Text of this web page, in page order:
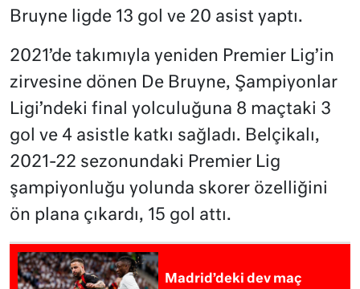
Bruyne ligde 13 gol ve 20 asist yaptı.
2021’de takımıyla yeniden Premier Lig’in
zirvesine dönen De Bruyne, Şampiyonlar
Ligi’ndeki final yolculuğuna 8 maçtaki 3
gol ve 4 asistle katkı sağladı. Belçikalı,
2021-22 sezonundaki Premier Lig
şampiyonluğu yolunda skorer özelliğini
ön plana çıkardı, 15 gol attı.
Madrid’deki dev maç